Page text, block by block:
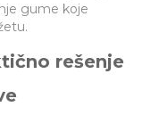
gume koje
rešenje